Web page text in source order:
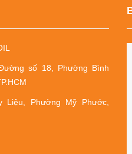
số 18, Phường Bình
Liệu, Phường Mỹ Phước,